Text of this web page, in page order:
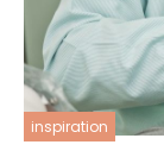
inspiration